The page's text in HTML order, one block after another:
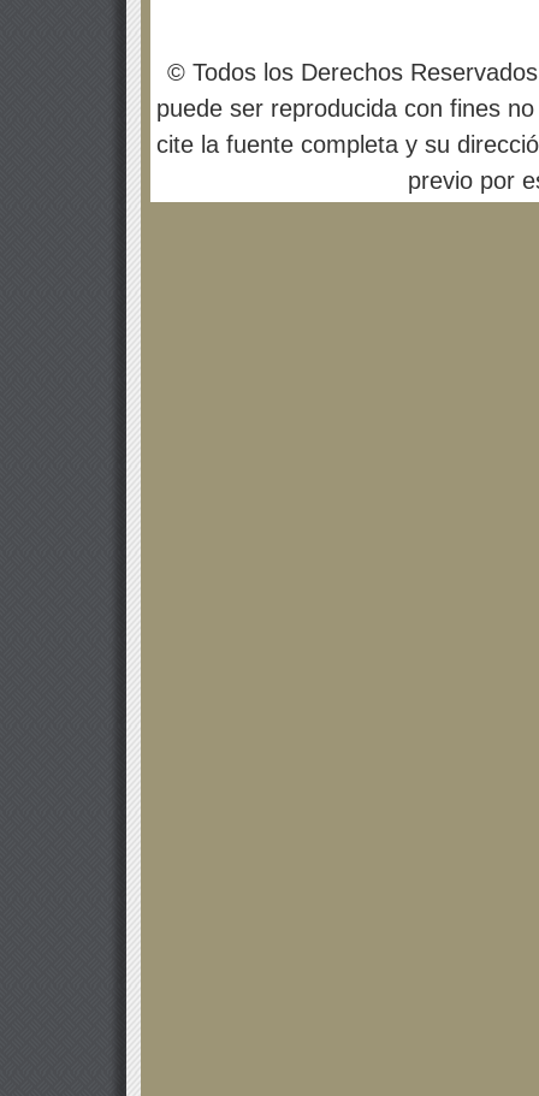
© Todos los Derechos
puede ser reproducida con fines
cite la fuente completa y su
previo por